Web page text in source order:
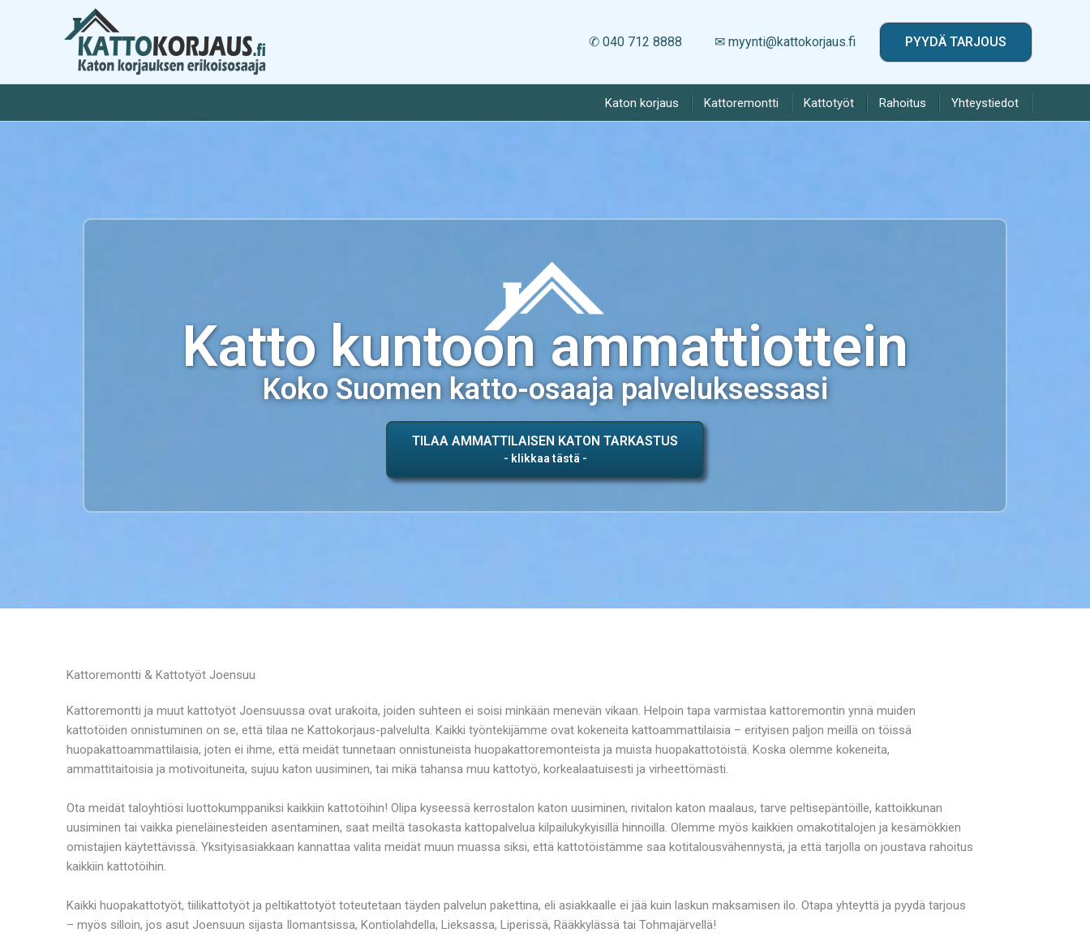
✆ 040 712 8888 ✉ myynti@kattokorjaus.fi PYYDÄ TARJOUS
Katon korjaus Kattoremontti Kattotyöt Rahoitus Yhteystiedot
Katto kuntoon ammattiottein
Koko Suomen katto-osaaja palveluksessasi
TILAA AMMATTILAISEN KATON TARKASTUS
Kattoremontti & Kattotyöt Joensuu
Kattoremontti ja muut kattotyöt Joensuussa ovat urakoita, joiden suhteen ei soisi minkään menevän vikaan. Helpoin tapa varmistaa kattoremontin ynnä muiden
kattotöiden onnistuminen on se, että tilaa ne Kattokorjaus-palvelulta. Kaikki työntekijämme ovat kokeneita kattoammattilaisia – erityisen paljon meillä on töissä
huopakattoammattilaisia, joten ei ihme, että meidät tunnetaan onnistuneista huopakattoremonteista ja muista huopakattotöistä. Koska olemme kokeneita,
ammattitaitoisia ja motivoituneita, sujuu katon uusiminen, tai mikä tahansa muu kattotyö, korkealaatuisesti ja virheettömästi.
Ota meidät taloyhtiösi luottokumppaniksi kaikkiin kattotöihin! Olipa kyseessä kerrostalon katon uusiminen, rivitalon katon maalaus, tarve peltisepäntöille, kattoikkunan
uusiminen tai vaikka pieneläinesteiden asentaminen, saat meiltä tasokasta kattopalvelua kilpailukykyisillä hinnoilla. Olemme myös kaikkien omakotitalojen ja kesämökkien
omistajien käytettävissä. Yksityisasiakkaan kannattaa valita meidät muun muassa siksi, että kattotöistämme saa kotitalousvähennystä, ja että tarjolla on joustava rahoitus
kaikkiin kattotöihin.
Kaikki huopakattotyöt, tiilikattotyöt ja peltikattotyöt toteutetaan täyden palvelun pakettina, eli asiakkaalle ei jää kuin laskun maksamisen ilo. Otapa yhteyttä ja pyydä tarjous
– myös silloin, jos asut Joensuun sijasta Ilomantsissa, Kontiolahdella, Lieksassa, Liperissä, Rääkkylässä tai Tohmajärvellä!